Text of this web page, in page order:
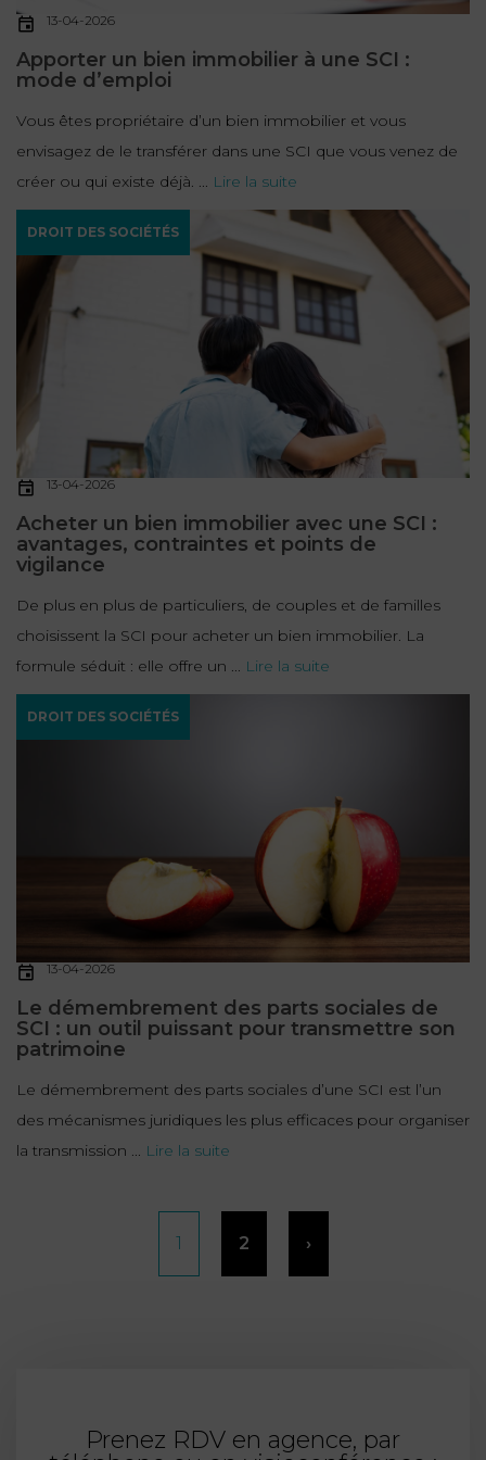
13-04-2026
Apporter un bien immobilier à une SCI :
mode d’emploi
Vous êtes propriétaire d’un bien immobilier et vous
envisagez de le transférer dans une SCI que vous venez de
créer ou qui existe déjà. ... Lire la suite
DROIT DES SOCIÉTÉS
13-04-2026
Acheter un bien immobilier avec une SCI :
avantages, contraintes et points de
vigilance
De plus en plus de particuliers, de couples et de familles
choisissent la SCI pour acheter un bien immobilier. La
formule séduit : elle offre un ... Lire la suite
DROIT DES SOCIÉTÉS
13-04-2026
Le démembrement des parts sociales de
SCI : un outil puissant pour transmettre son
patrimoine
Le démembrement des parts sociales d’une SCI est l’un
des mécanismes juridiques les plus efficaces pour organiser
la transmission ... Lire la suite
Pagination
1 2 ›
Prenez RDV en agence, par